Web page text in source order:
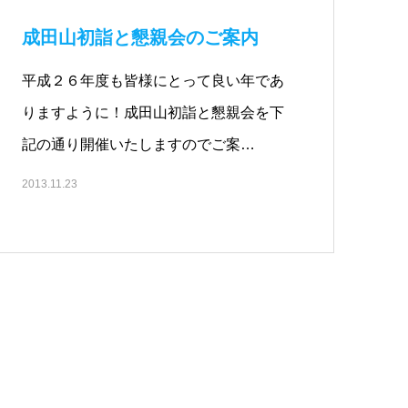
成田山初詣と懇親会のご案内
平成２６年度も皆様にとって良い年であ
りますように！成田山初詣と懇親会を下
記の通り開催いたしますのでご案…
2013.11.23